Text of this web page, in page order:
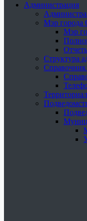
Администрация
Мэр города
Мэр
Структура